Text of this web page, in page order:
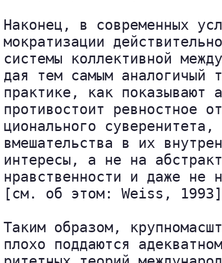
Наконец, в современных
мократизации
системы коллективной
дая тем самым аналогичый
практике, как показывают
противостоит ревностное
ционального
вмешательства в их
интересы, а не на
нравственности и даже не
[см. об этом: Weiss,
Таким образом,
плохо поддаются